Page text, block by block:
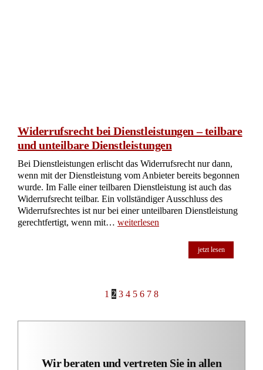
Widerrufsrecht bei Dienstleistungen – teilbare
und unteilbare Dienstleistungen
Bei Dienstleistungen erlischt das Widerrufsrecht nur dann,
wenn mit der Dienstleistung vom Anbieter bereits begonnen
wurde. Im Falle einer teilbaren Dienstleistung ist auch das
Widerrufsrecht teilbar. Ein vollständiger Ausschluss des
Widerrufsrechtes ist nur bei einer unteilbaren Dienstleistung
gerechtfertigt, wenn mit… weiterlesen
jetzt lesen
1 2 3 4 5 6 7 8
Wir beraten und vertreten Sie in allen